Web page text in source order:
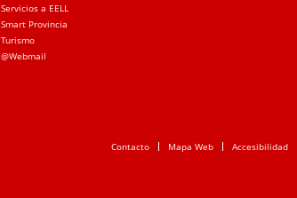
Servicios a EELL
Smart Provincia
Turismo
@Webmail
Contacto Mapa Web Accesibilidad